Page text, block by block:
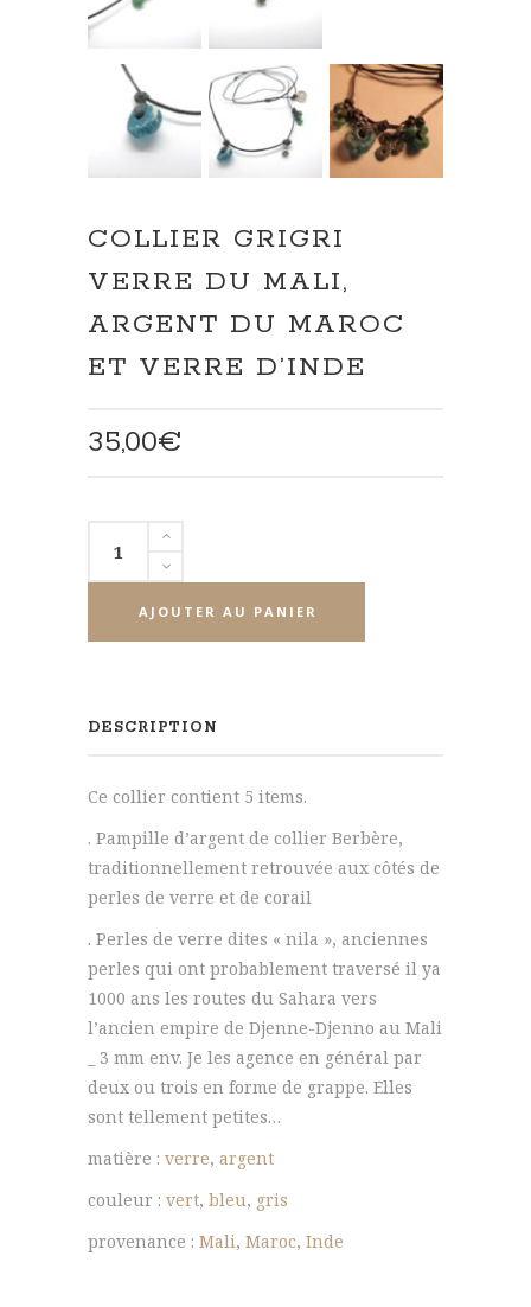
COLLIER GRIGRI
VERRE DU MALI,
ARGENT DU MAROC
ET VERRE D’INDE
35,00€
Maroc
et
verre
d'Inde
AJOUTER AU PANIER
DESCRIPTION
Ce collier contient 5 items.
. Pampille d’argent de collier Berbère,
traditionnellement retrouvée aux côtés de
perles de verre et de corail
. Perles de verre dites « nila », anciennes
perles qui ont probablement traversé il ya
1000 ans les routes du Sahara vers
l’ancien empire de Djenne-Djenno au Mali
_ 3 mm env. Je les agence en général par
deux ou trois en forme de grappe. Elles
sont tellement petites…
matière : verre, argent
couleur : vert, bleu, gris
provenance : Mali, Maroc, Inde